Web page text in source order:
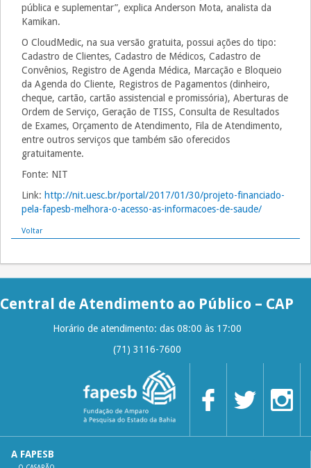
pública e suplementar”, explica Anderson Mota, analista da
Kamikan.
O CloudMedic, na sua versão gratuita, possui ações do tipo:
Cadastro de Clientes, Cadastro de Médicos, Cadastro de
Convênios, Registro de Agenda Médica, Marcação e Bloqueio
da Agenda do Cliente, Registros de Pagamentos (dinheiro,
cheque, cartão, cartão assistencial e promissória), Aberturas de
Ordem de Serviço, Geração de TISS, Consulta de Resultados
de Exames, Orçamento de Atendimento, Fila de Atendimento,
entre outros serviços que também são oferecidos
gratuitamente.
Fonte: NIT
Link: http://nit.uesc.br/portal/2017/01/30/projeto-financiado-
pela-fapesb-melhora-o-acesso-as-informacoes-de-saude/
Voltar
Central de Atendimento ao Público – CAP
Horário de atendimento: das 08:00 às 17:00
(71) 3116-7600
A FAPESB